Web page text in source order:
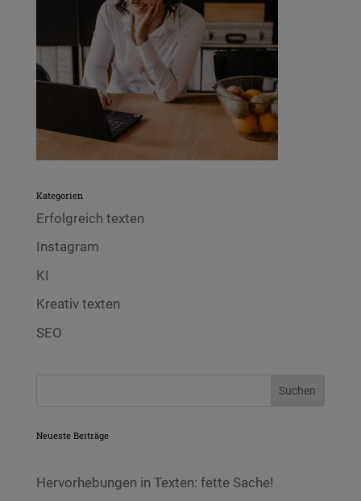
Kategorien
Erfolgreich texten
Instagram
KI
Kreativ texten
SEO
Neueste Beiträge
Hervorhebungen in Texten: fette Sache!